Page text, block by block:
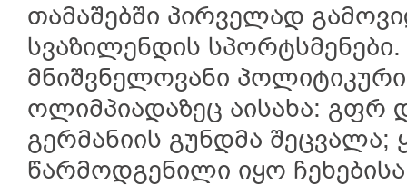
თამაშებში პირველად
სვაზილენდის
მნიშვნელოვანი
ოლიმპიადაზეც აისახა: გფრ
გერმანიის გუნდმა
წარმოდგენილი იყო